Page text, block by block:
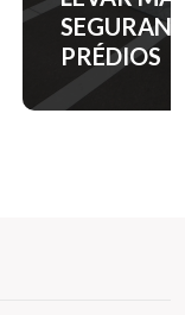
BAIRROS
PAULO?